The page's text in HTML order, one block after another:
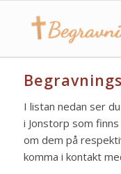
I listan nedan ser
i Jonstorp som
om dem på
komma i kontakt